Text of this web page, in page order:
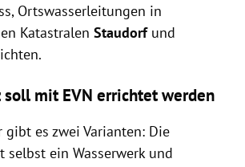
Ortswasserleitungen in
Katastralen Staudorfund
soll mit EVN errichtet werden
es zwei Varianten: Die
selbst ein Wasserwerk und